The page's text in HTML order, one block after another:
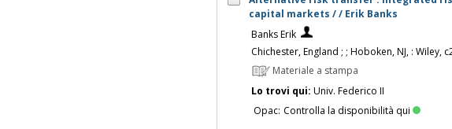
capital markets / / Erik Banks
Banks Erik
Chichester, England ; ; Hoboken, NJ, : Wiley,
Materiale a stampa
Lo trovi qui: Univ. Federico II
Opac: Controlla la disponibilità qui